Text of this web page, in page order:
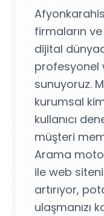
firmaların
dijital
profesyonel
sunuyoruz.
kurumsal
kullanıcı
müşteri
Arama
ile web
artırıyor,
ulaşmanızı